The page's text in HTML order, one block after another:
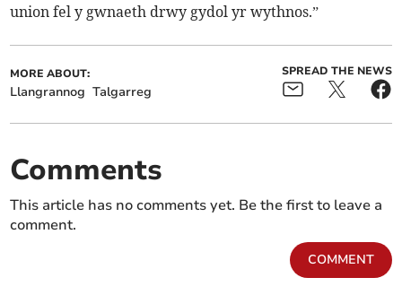
union fel y gwnaeth drwy gydol yr wythnos.”
MORE ABOUT:
Llangrannog Talgarreg
SPREAD THE NEWS
Comments
This article has no comments yet. Be the first to leave a
comment.
COMMENT